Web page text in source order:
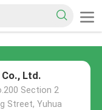
Co., Ltd.
Section 2
Street, Yuhua